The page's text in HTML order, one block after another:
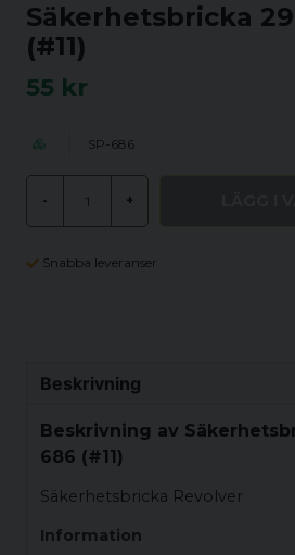
Säkerhetsbricka
(#11)
55 kr
SP-686
- +
Snabba leveranser
Beskrivning
Beskrivning av
686 (#11)
Säkerhetsbricka Revolver
Information